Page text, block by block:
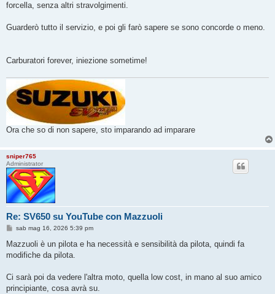
forcella, senza altri stravolgimenti.
Guarderò tutto il servizio, e poi gli farò sapere se sono concorde o meno.
Carburatori forever, iniezione sometime!
Ora che so di non sapere, sto imparando ad imparare
sniper765
Administrator
Re: SV650 su YouTube con Mazzuoli
M
s
a
o
sab mag 16, 2026 5:39 pm
Mazzuoli è un pilota e ha necessità e sensibilità da pilota, quindi fa
modifiche da pilota.
Ci sarà poi da vedere l'altra moto, quella low cost, in mano al suo amico
principiante, cosa avrà su.